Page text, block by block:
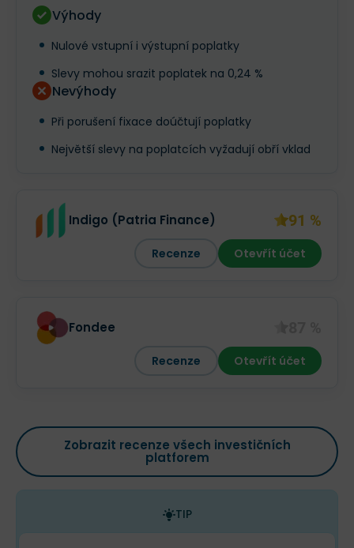
Výhody
Nulové vstupní i výstupní poplatky
Slevy mohou srazit poplatek na 0,24 %
Nevýhody
Při porušení fixace doúčtují poplatky
Největší slevy na poplatcích vyžadují obří vklad
Indigo (Patria Finance) 91 %
Recenze Otevřít účet
Fondee
Recenze Otevřít účet
Zobrazit recenze všech investičních
platforem
TIP